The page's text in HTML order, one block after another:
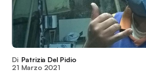
Di Patrizia Del Pidio
21 Marzo 2021